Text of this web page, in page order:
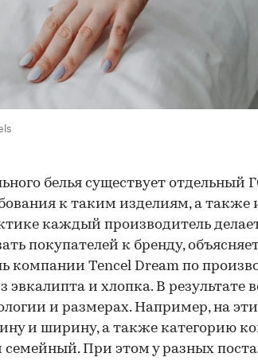
белья существует отдельный
к таким изделиям, а также
каждый производитель
покупателей к бренду,
компании Tencel Dream по
эвкалипта и хлопка. В результате
и размерах. Например, на
и ширину, а также категорию
При этом у разных